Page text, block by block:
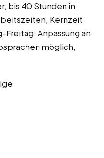
bis 40 Stunden in
Kernzeit
Freitag, Anpassung an
möglich,